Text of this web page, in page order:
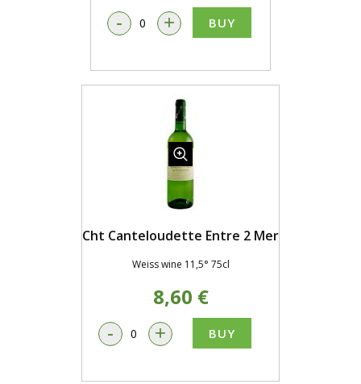
- + BUY
Cht Canteloudette Entre 2 Mer
Weiss wine 11,5° 75cl
8,60 €
- + BUY